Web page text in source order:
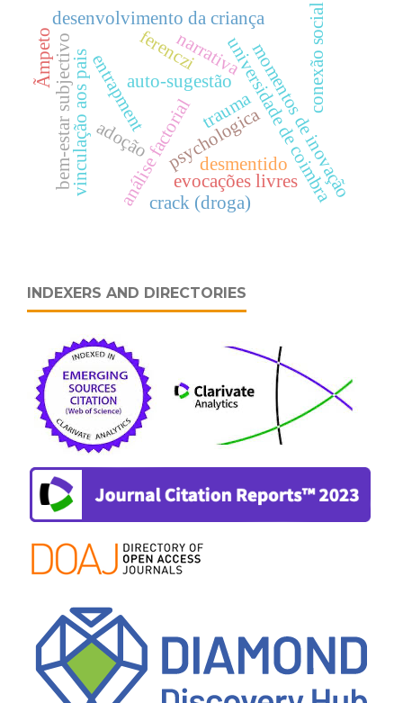
auto-sugestãouniversidade de coimbra
psychologica
desenvolvimento da criança
análise factorial
narrativamomentos de inovação
entrapment
evocações livres
crack (droga)
conexão social
vinculação aos pais ferenczi
trauma
desmentido
bem-estar subjectivo
Ãmpeto
adoção
INDEXERS AND DIRECTORIES